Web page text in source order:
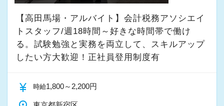
【高田馬場・アルバイト】会計税務アソシエイ
トスタッフ/週18時間～好きな時間帯で働け
る。試験勉強と実務を両立して、スキルアップ
したい方大歓迎！正社員登用制度有
currency_yen 時給1,800～2,200円